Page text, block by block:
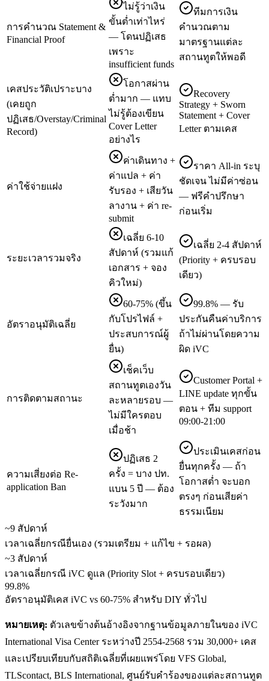
การคำนวณ Statement &
Financial Proof
ไม่รู้ว่าเงิน
ขั้นต่ำเท่าไหร่
— โดนปฏิเสธ
เพราะ
insufficient funds
ทีมการเงิน
คำนวณตาม
มาตรฐานแต่ละ
สถานทูตให้พอดี
เคสประวัติเปราะบาง
(เคยถูก
ปฏิเสธ/Overstay/Criminal
Record)
โอกาสผ่าน
ต่ำมาก — แทบ
ไม่รู้ต้องเขียน
Cover Letter
อย่างไร
Recovery
Strategy + Sworn
Statement + Cover
Letter ตามเคส
ค่าใช้จ่ายแฝง
ค่าเดินทาง +
ค่าแปล + ค่า
รับรอง + เสียวัน
ลางาน + ค่า re-
submit
ราคา All-in ระบุ
ชัดเจน ไม่มีค่าซ่อน
— ฟรีคำปรึกษา
ก่อนเริ่ม
ระยะเวลารวมจริง
เฉลี่ย 6-10
สัปดาห์ (รวมแก้
เอกสาร + จอง
คิวใหม่)
เฉลี่ย 2-4 สัปดาห์
(Priority + ครบรอบ
เดียว)
อัตราอนุมัติเฉลี่ย
60-75% (ขึ้น
กับโปรไฟล์ +
ประสบการณ์ผู้
ยื่น)
99.8% — รับ
ประกันคืนค่าบริการ
ถ้าไม่ผ่านโดยความ
ผิด iVC
การติดตามสถานะ
เช็คเว็บ
สถานทูตเองวัน
ละหลายรอบ —
ไม่มีใครตอบ
เมื่อช้า
Customer Portal +
LINE update ทุกขั้น
ตอน + ทีม support
09:00-21:00
ความเสี่ยงต่อ Re-
application Ban
ปฏิเสธ 2
ครั้ง = บาง ปท.
แบน 5 ปี — ต้อง
ระวังมาก
ประเมินเคสก่อน
ยื่นทุกครั้ง — ถ้า
โอกาสต่ำ จะบอก
ตรงๆ ก่อนเสียค่า
ธรรมเนียม
~9 สัปดาห์
เวลาเฉลี่ยกรณียื่นเอง (รวมเตรียม + แก้ไข + รอผล)
~3 สัปดาห์
เวลาเฉลี่ยกรณี iVC ดูแล (Priority Slot + ครบรอบเดียว)
99.8%
อัตราอนุมัติเคส iVC vs 60-75% สำหรับ DIY ทั่วไป
หมายเหตุ: ตัวเลขข้างต้นอ้างอิงจากฐานข้อมูลภายในของ iVC
International Visa Center ระหว่างปี 2554-2568 รวม 30,000+ เคส
และเปรียบเทียบกับสถิติเฉลี่ยที่เผยแพร่โดย VFS Global,
TLScontact, BLS International, ศูนย์รับคำร้องของแต่ละสถานทูต